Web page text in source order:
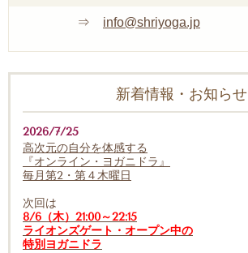
⇒ info@shriyoga.jp
新着情報・お知らせ
2026/7/25
高次元の自分を体感する
『オンライン・ヨガニドラ』
毎月第2・第４木曜日
次回は
8/6（木）21:00～22:15
ライオンズゲート・オープン中の
特別ヨガニドラ